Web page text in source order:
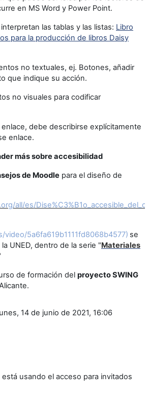
en MS Word y Power Point.
las tablas y las listas: Libro
para la producción de libros Daisy
no textuales, ej. Botones, añadir
que indique su acción.
no visuales para codificar
debe describirse explícitamente
enlace.
más sobre accesibilidad
de Moodle para el diseño de
all/es/
video/5a6fa619b1111fd8068b4577) se
UNED, dentro de la serie "Materiales
de formación del proyecto SWING
14 de junio de 2021, 16:06
usando el acceso para invitados